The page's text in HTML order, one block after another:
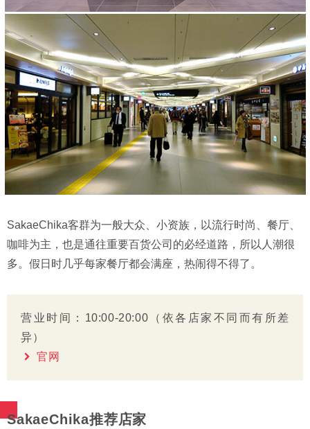
SakaeChika客群为一般大众、小资族，以流行时尚、餐厅、
咖啡为主，也是通往重要百货公司的必经道路，所以人潮很
多。假日时几乎每家餐厅都会满座，热闹得不得了。
营业时间：10:00-20:00（依各店家不同而有所差
异）
官网
SakaeChika推荐店家